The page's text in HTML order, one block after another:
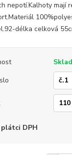
nepotí.Kalhoty mají
délka celková
plátci DPH